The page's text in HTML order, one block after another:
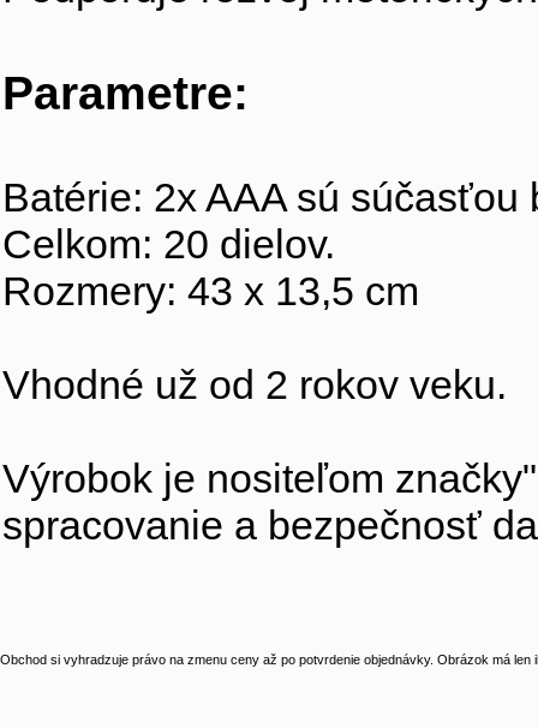
Parametre:
Batérie: 2x AAA sú súčasťou
Celkom: 20 dielov.
Rozmery: 43 x 13,5 cm
Vhodné už od 2 rokov veku.
Výrobok je nositeľom
spracovanie a bezpečnosť
Obchod si vyhradzuje právo na zmenu ceny až po potvrdenie objednávky. Obrázok má len